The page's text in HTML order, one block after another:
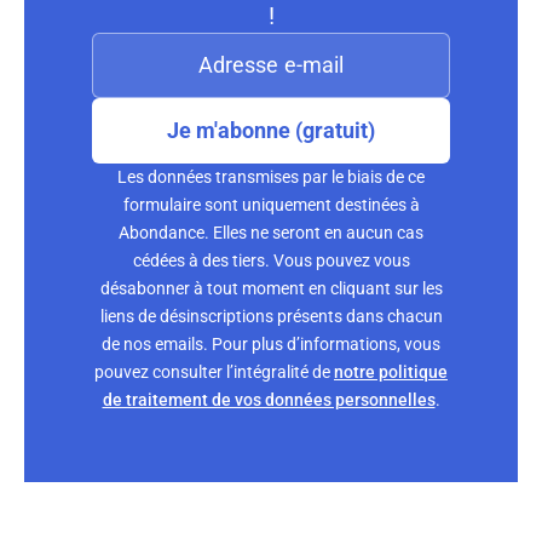
!
Je m'abonne (gratuit)
Les données transmises par le biais de ce
formulaire sont uniquement destinées à
Abondance. Elles ne seront en aucun cas
cédées à des tiers. Vous pouvez vous
désabonner à tout moment en cliquant sur les
liens de désinscriptions présents dans chacun
de nos emails. Pour plus d’informations, vous
pouvez consulter l’intégralité denotre politique
de traitement de vos données personnelles.